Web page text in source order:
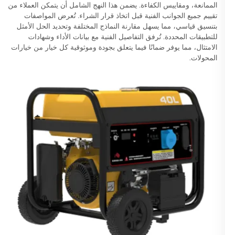
الممانعة، ومقاييس الكفاءة. يضمن هذا النهج الشامل أن يتمكن العملاء من
تقييم جميع الجوانب الفنية قبل اتخاذ قرار الشراء. تُعرض المواصفات
بتنسيق قياسي، مما يسهل مقارنة النماذج المختلفة وتحديد الحل الأمثل
للتطبيقات المحددة. تُرفق التفاصيل الفنية مع بيانات الأداء وشهادات
الامتثال، مما يوفر ضمانًا فيما يتعلق بجودة وموثوقية كل خيار من خيارات
المحولات.